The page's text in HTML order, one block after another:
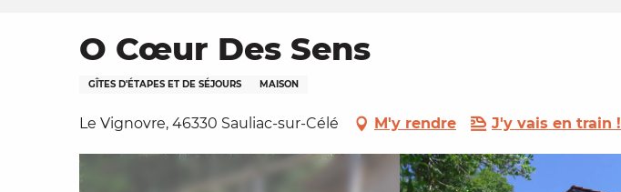
O Cœur Des Sens
GÎTES D'ÉTAPES ET DE SÉJOURS MAISON
Le Vignovre, 46330 Sauliac-sur-Célé M'y rendre J'y vais en train !